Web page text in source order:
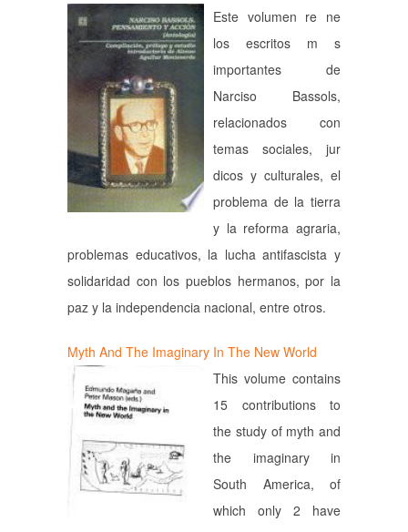
Este volumen re ne
los escritos m s
importantes de
Narciso Bassols,
relacionados con
temas sociales, jur
dicos y culturales, el
problema de la tierra
y la reforma agraria,
problemas educativos, la lucha antifascista y
solidaridad con los pueblos hermanos, por la
paz y la independencia nacional, entre otros.
Myth And The Imaginary In The New World
This volume contains
15 contributions to
the study of myth and
the imaginary in
South America, of
which only 2 have